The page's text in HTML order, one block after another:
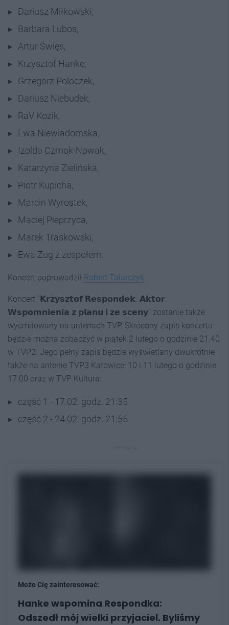
Dariusz Miłkowski,
Barbara Lubos,
Artur Święs,
Krzysztof Hanke,
Grzegorz Poloczek,
Dariusz Niebudek,
RaV Kozik,
Ewa Niewiadomska,
Izolda Czmok-Nowak,
Katarzyna Zielińska,
Piotr Kupicha,
Marcin Wyrostek,
Maciej Pieprzyca,
Marek Traskowski,
Ewa Zug z zespołem.
Koncert poprowadził Robert Talarczyk.
Koncert "𝗞𝗿𝘇𝘆𝘀𝘇𝘁𝗼𝗳 𝗥𝗲𝘀𝗽𝗼𝗻𝗱𝗲𝗸. 𝗔𝗸𝘁𝗼𝗿.
𝗪𝘀𝗽𝗼𝗺𝗻𝗶𝗲𝗻𝗶𝗮 𝘇 𝗽𝗹𝗮𝗻𝘂 𝗶 𝘇𝗲 𝘀𝗰𝗲𝗻𝘆" zostanie także
wyemitowany na antenach TVP. Skrócony zapis koncertu
będzie można zobaczyć w piątek 2 lutego o godzinie 21.40
w TVP2. Jego pełny zapis będzie wyświetlany dwukrotnie
także na antenie TVP3 Katowice: 10 i 11 lutego o godzinie
17.00 oraz w TVP Kultura:
część 1 - 17.02. godz. 21:35
część 2 - 24.02. godz. 21:55
Może Cię zainteresować:
Hanke wspomina Respondka:
Odszedł mój wielki przyjaciel. Byliśmy